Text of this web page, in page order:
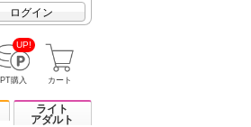
ログイン
UP!
PT購入 カート
ライト
アダルト